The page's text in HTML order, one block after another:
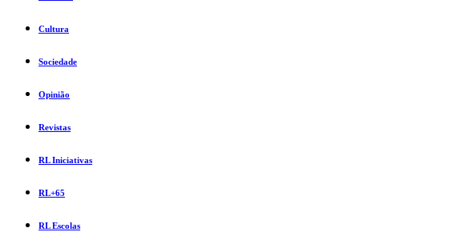
Cultura
Sociedade
Opinião
Revistas
RL Iniciativas
RL+65
RL Escolas